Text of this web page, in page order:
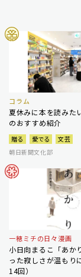
コラム
夏休みに本を読み
のおすすめ紹介
贈る 愛でる
文芸
朝日新聞文化部
一穂ミチの日々漫画
小日向まるこ「あ
った寂しさが温もり
14回）